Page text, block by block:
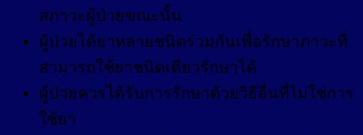
สภาวะผู้ป่วยขณะนั้น
ผู้ป่วยได้ยาหลายชนิดร่วมกันเพื่อรักษาภาวะที่
สามารถใช้ยาชนิดเดียวรักษาได้
ผู้ป่วยควรได้รับการรักษาด้วยวิธีอื่นที่ไม่ใช่การ
ใช้ยา